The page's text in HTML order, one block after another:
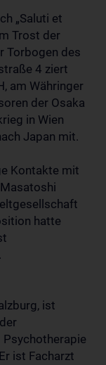
„Saluti et
Trost der
Torbogen des
4 ziert
am Währinger
der Osaka
in Wien
Japan mit.
Kontakte mit
hatte
ist
ist Facharzt